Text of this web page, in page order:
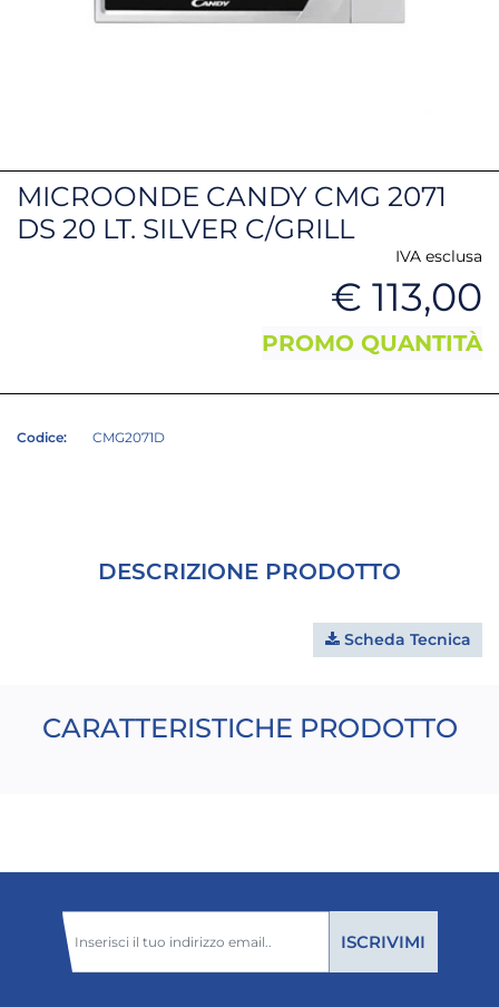
MICROONDE CANDY CMG 2071
DS 20 LT. SILVER C/GRILL
IVA esclusa
€ 113,00
PROMO QUANTITÀ
Codice: CMG2071D
DESCRIZIONE PRODOTTO
Scheda Tecnica
CARATTERISTICHE PRODOTTO